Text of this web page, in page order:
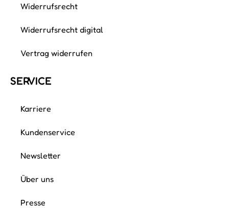
Widerrufsrecht
Widerrufsrecht digital
Vertrag widerrufen
SERVICE
Karriere
Kundenservice
Newsletter
Über uns
Presse